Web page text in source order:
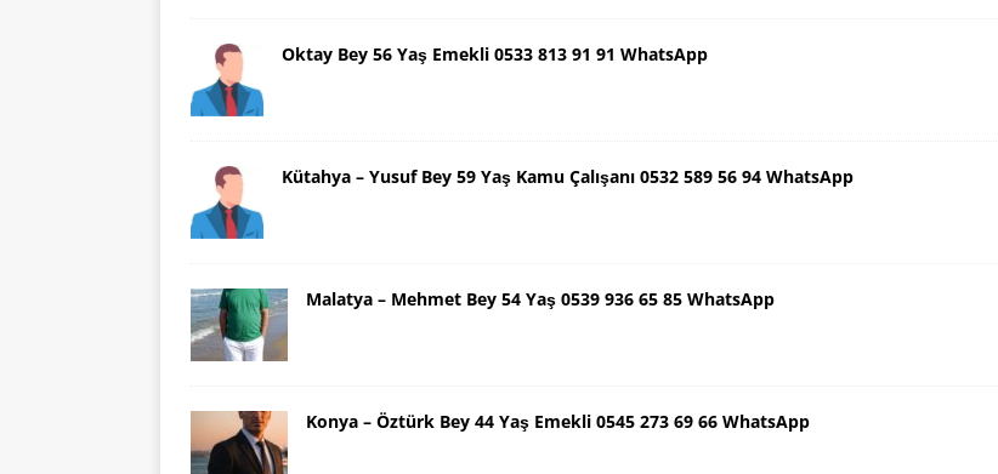
Oktay Bey 56 Yaş Emekli 0533 813 91 91 WhatsApp
Kütahya – Yusuf Bey 59 Yaş Kamu Çalışanı 0532 589 56 94 WhatsApp
Malatya – Mehmet Bey 54 Yaş 0539 936 65 85 WhatsApp
Konya – Öztürk Bey 44 Yaş Emekli 0545 273 69 66 WhatsApp